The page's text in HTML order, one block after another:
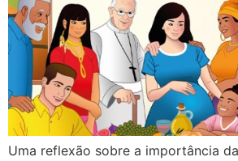
Uma reflexão sobre a importância